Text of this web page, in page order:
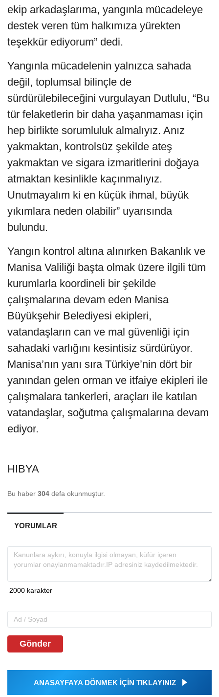
ekip arkadaşlarıma, yangınla mücadeleye
destek veren tüm halkımıza yürekten
teşekkür ediyorum” dedi.
Yangınla mücadelenin yalnızca sahada
değil, toplumsal bilinçle de
sürdürülebileceğini vurgulayan Dutlulu, “Bu
tür felaketlerin bir daha yaşanmaması için
hep birlikte sorumluluk almalıyız. Anız
yakmaktan, kontrolsüz şekilde ateş
yakmaktan ve sigara izmaritlerini doğaya
atmaktan kesinlikle kaçınmalıyız.
Unutmayalım ki en küçük ihmal, büyük
yıkımlara neden olabilir” uyarısında
bulundu.
Yangın kontrol altına alınırken Bakanlık ve
Manisa Valiliği başta olmak üzere ilgili tüm
kurumlarla koordineli bir şekilde
çalışmalarına devam eden Manisa
Büyükşehir Belediyesi ekipleri,
vatandaşların can ve mal güvenliği için
sahadaki varlığını kesintisiz sürdürüyor.
Manisa’nın yanı sıra Türkiye’nin dört bir
yanından gelen orman ve itfaiye ekipleri ile
çalışmalara tankerleri, araçları ile katılan
vatandaşlar, soğutma çalışmalarına devam
ediyor.
HIBYA
Bu haber 304 defa okunmuştur.
YORUMLAR
Gönder
ANASAYFAYA DÖNMEK İÇİN TIKLAYINIZ